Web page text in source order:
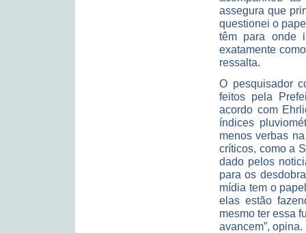
assegura que
questionei o
têm para onde
exatamente
ressalta.
O pesquisador
feitos pela
acordo com
índices
menos verbas
críticos, como a
dado pelos
para os
mídia tem o
elas estão
mesmo ter essa
avancem”, opina.